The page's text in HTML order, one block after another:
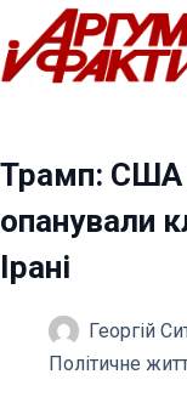
Перейти
до
вмісту
Трамп: США
опанували
Ірані
Георгій
Політичне